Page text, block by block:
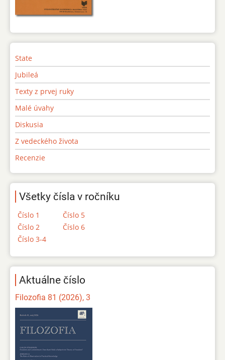
State
Jubileá
Texty z prvej ruky
Malé úvahy
Diskusia
Z vedeckého života
Recenzie
Všetky čísla v ročníku
Číslo 1
Číslo 2
Číslo 3-4
Číslo 5
Číslo 6
Aktuálne číslo
Filozofia 81 (2026), 3